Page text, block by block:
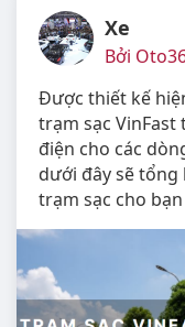
Xe
Bởi
Được thiết kế
trạm sạc VinFast
điện cho các
dưới đây sẽ
trạm sạc cho